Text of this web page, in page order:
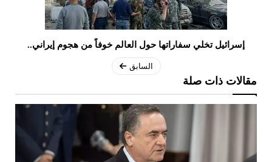
إسرائيل تخلي سفاراتها حول العالم خوفاً من هجوم إيراني..
السابق
مقالات ذات صلة